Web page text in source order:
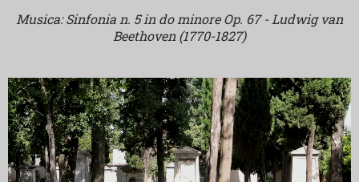
Musica: Sinfonia n. 5 in do minore Op. 67 - Ludwig van
Beethoven (1770-1827)